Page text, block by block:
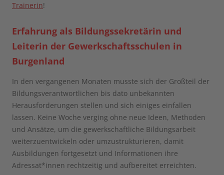
Trainerin!
Erfahrung als Bildungssekretärin und
Leiterin der Gewerkschaftsschulen in
Burgenland
In den vergangenen Monaten musste sich der Großteil der
Bildungsverantwortlichen bis dato unbekannten
Herausforderungen stellen und sich einiges einfallen
lassen. Keine Woche verging ohne neue Ideen, Methoden
und Ansätze, um die gewerkschaftliche Bildungsarbeit
weiterzuentwickeln oder umzustrukturieren, damit
Ausbildungen fortgesetzt und Informationen ihre
Adressat*innen rechtzeitig und aufbereitet erreichten.